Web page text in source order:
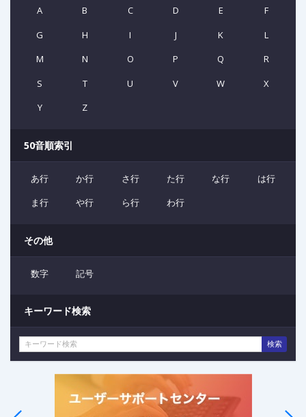
A B C D E
F
G
H I J K
L
M
N O P Q
R
S
T U V W
X
Y
Z
50音順索引
あ行 か行 さ行 た行 な行
は行
ま行
や行 ら行 わ行
その他
数字 記号
キーワード検索
検索